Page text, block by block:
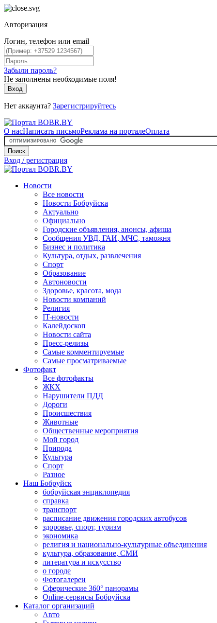
Авторизация
Логин, телефон или email
Забыли пароль?
Не заполнены необходимые поля!
Вход
Нет аккаунта? Зарегистрируйтесь
О насНаписать письмоРеклама на порталеОплата
Поиск
Вход / регистрация
Новости
Все новости
Новости Бобруйска
Актуально
Официально
Городские объявления, анонсы, афиша
Сообщения УВД, ГАИ, МЧС, таможня
Бизнес и политика
Культура, отдых, развлечения
Спорт
Образование
Автоновости
Здоровье, красота, мода
Новости компаний
Религия
IT-новости
Калейдоскоп
Новости сайта
Пресс-релизы
Самые комментируемые
Самые просматриваемые
Фотофакт
Все фотофакты
ЖКХ
Нарушители ПДД
Дороги
Происшествия
Животные
Общественные мероприятия
Мой город
Природа
Культура
Спорт
Разное
Наш Бобруйск
бобруйская энциклопедия
справка
транспорт
расписание движения городских автобусов
здоровье, спорт, туризм
экономика
религия и национально-культурные объединения
культура, образование, СМИ
литература и искусство
о городе
Фотогалереи
Сферические 360° панорамы
Online-сервисы Бобруйска
Каталог организаций
Авто